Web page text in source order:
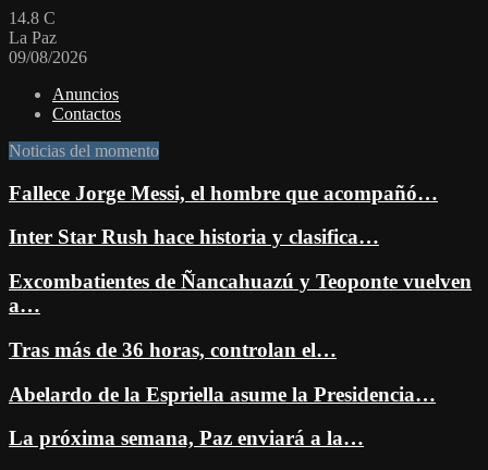
14.8 C
La Paz
09/08/2026
Anuncios
Contactos
Noticias del momento
Fallece Jorge Messi, el hombre que acompañó…
Inter Star Rush hace historia y clasifica…
Excombatientes de Ñancahuazú y Teoponte vuelven
a…
Tras más de 36 horas, controlan el…
Abelardo de la Espriella asume la Presidencia…
La próxima semana, Paz enviará a la…